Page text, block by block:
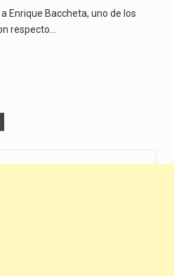
Enrique Baccheta, uno de los
respecto…